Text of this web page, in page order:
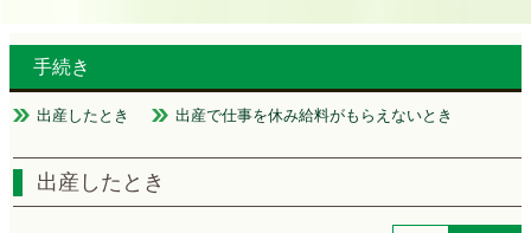
手続き
出産したとき 出産で仕事を休み給料がもらえないとき
出産したとき